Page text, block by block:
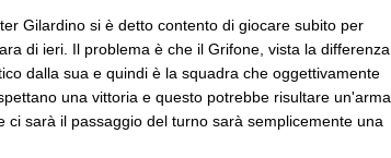
Gilardino si è detto contento di giocare subito per
di ieri. Il problema è che il Grifone, vista la
dalla sua e quindi è la squadra che oggettivamente
una vittoria e questo potrebbe risultare
ci sarà il passaggio del turno sarà semplicemente una